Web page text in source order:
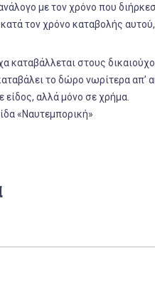
με τον χρόνο που
τον χρόνο καταβολής
καταβάλλεται στους
το δώρο νωρίτερα απ’
είδος, αλλά μόνο σε χρήμα.
«Ναυτεμπορική»